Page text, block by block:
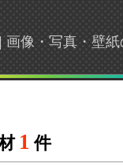
画像・写真・壁
1 件